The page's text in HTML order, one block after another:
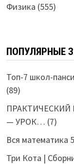
Физика (555)
ПОПУЛЯРНЫЕ
Топ-7 школ-
(89)
— УРОК… (7)
Вся математика
Три Кота |